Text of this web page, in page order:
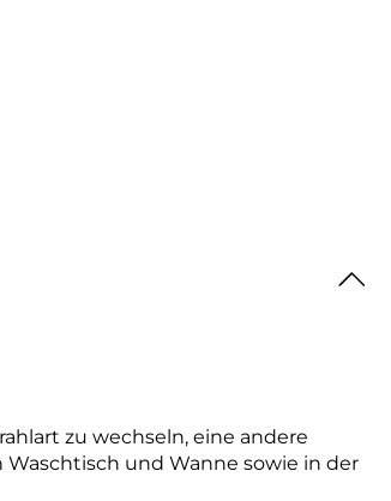
zu wechseln, eine andere
und Wanne sowie in der